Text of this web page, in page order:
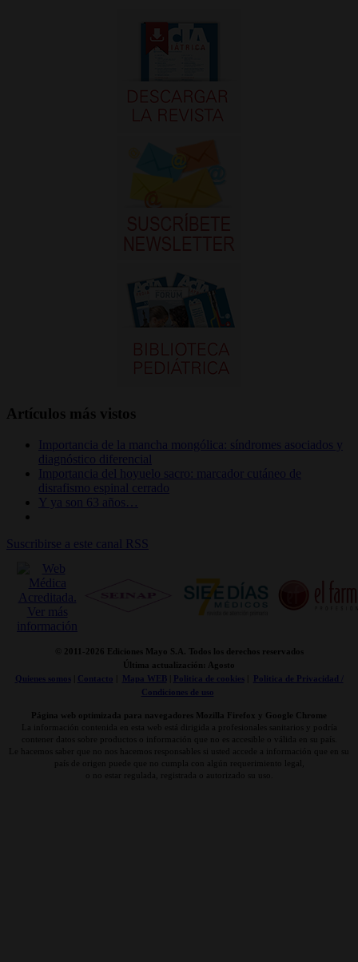
Artículos más vistos
Importancia de la mancha mongólica: síndromes asociados y
diagnóstico diferencial
Importancia del hoyuelo sacro: marcador cutáneo de
disrafismo espinal cerrado
Y ya son 63 años…
Suscribirse a este canal RSS
© 2011- 2026 Ediciones Mayo S.A. Todos los derechos reservados
Última actualización: Agosto
Quienes somos| Contacto Mapa WEB| Politica de cookies|
Politica de Privacidad /
Condiciones de uso
Página web optimizada para navegadores Mozilla Firefox y Google Chrome
La información contenida en esta web está dirigida a profesionales sanitarios y podría
contener datos sobre productos o información que no es accesible o válida en su país.
Le hacemos saber que no nos hacemos responsables si usted accede a información que en su
país de origen puede que no cumpla con algún requerimiento legal,
o no estar regulada, registrada o autorizado su uso.